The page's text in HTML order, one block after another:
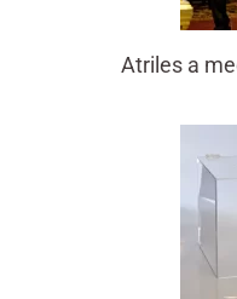
Atriles a